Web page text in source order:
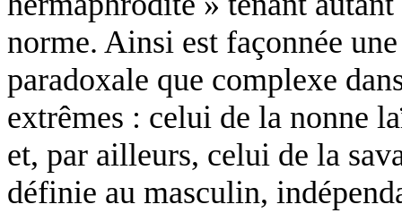
norme. Ainsi est façonnée
paradoxale que complexe
extrêmes : celui de la nonne
et, par ailleurs, celui de la
définie au masculin,